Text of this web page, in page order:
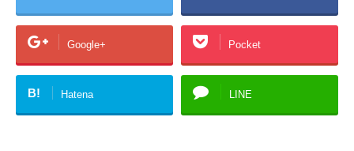
Google+ Pocket
B! Hatena LINE